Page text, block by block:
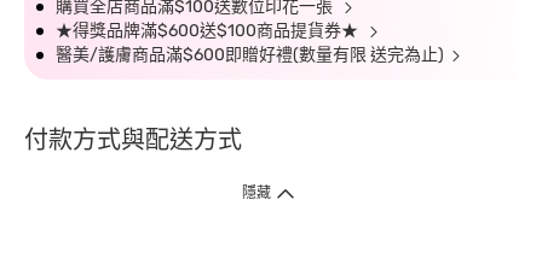
購買全店商品滿$100送數位印花一張
★得獎品牌滿$600送$100商品提貨券★
醫美/護膚商品滿$600即贈好禮(數量有限 送完為止)
付款方式與配送方式
隱藏